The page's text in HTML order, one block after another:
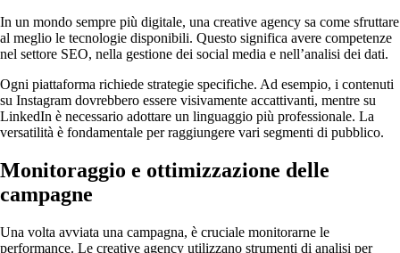
In un mondo sempre più digitale, una creative agency sa come sfruttare
al meglio le tecnologie disponibili. Questo significa avere competenze
nel settore SEO, nella gestione dei social media e nell’analisi dei dati.
Ogni piattaforma richiede strategie specifiche. Ad esempio, i contenuti
su Instagram dovrebbero essere visivamente accattivanti, mentre su
LinkedIn è necessario adottare un linguaggio più professionale. La
versatilità è fondamentale per raggiungere vari segmenti di pubblico.
Monitoraggio e ottimizzazione delle
campagne
Una volta avviata una campagna, è cruciale monitorarne le
performance. Le creative agency utilizzano strumenti di analisi per